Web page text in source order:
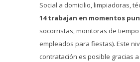
Social a domicilio, limpiadoras,
14 trabajan en momentos
socorristas, monitoras de
empleados para fiestas). Este
contratación es posible gracias a